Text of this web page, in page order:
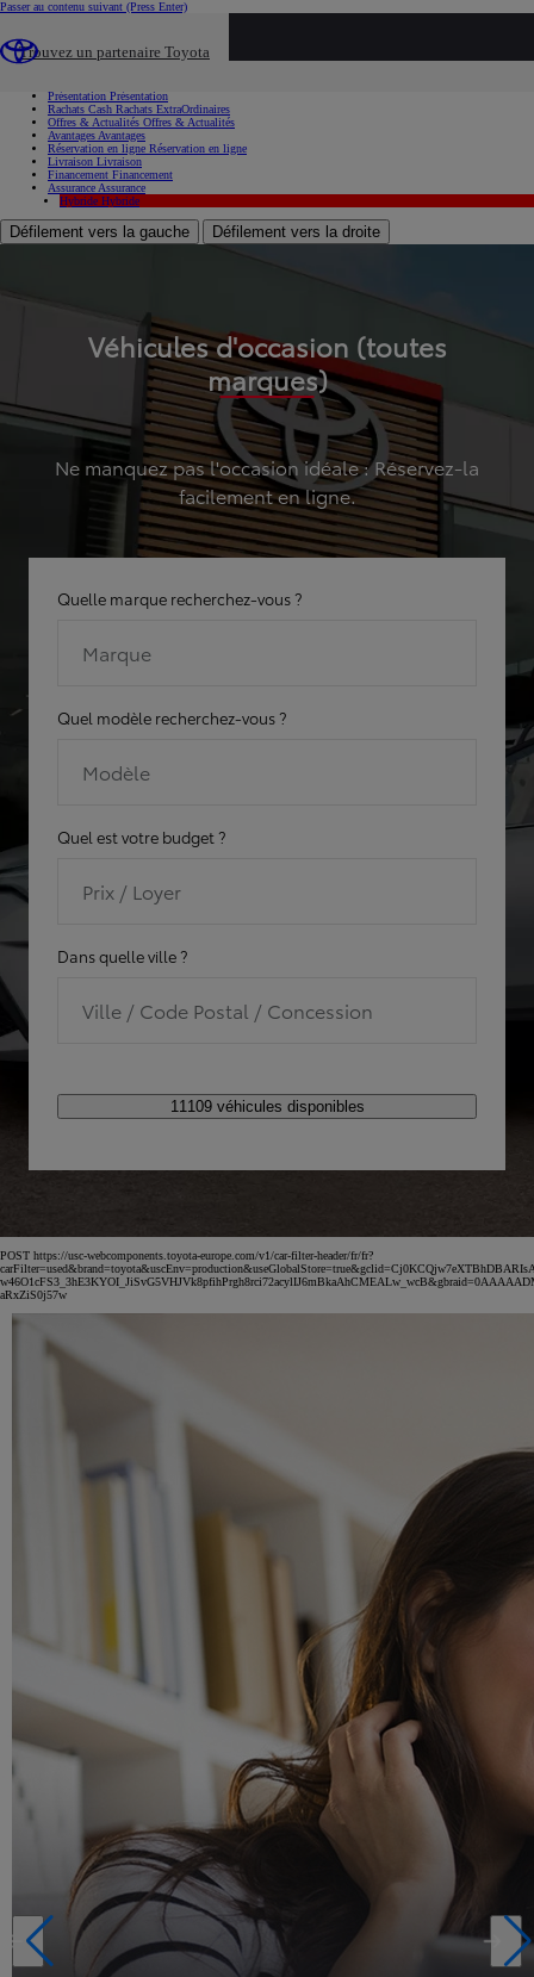
Passer au contenu suivant (Press Enter)
Trouvez un partenaire Toyota
Présentation Présentation
Rachats Cash Rachats ExtraOrdinaires
Offres & Actualités Offres & Actualités
Avantages Avantages
Réservation en ligne Réservation en ligne
Livraison Livraison
Financement Financement
Assurance Assurance
Hybride Hybride
Défilement vers la gauche Défilement vers la droite
Véhicules d'occasion (toutes
marques)
Ne manquez pas l'occasion idéale : Réservez-la
facilement en ligne.
Quelle marque recherchez-vous ?
Marque
Quel modèle recherchez-vous ?
Modèle
Quel est votre budget ?
Prix / Loyer
Dans quelle ville ?
Ville / Code Postal / Concession
11109 véhicules disponibles
POST https://usc-webcomponents.toyota-europe.com/v1/car-filter-header/fr/fr?
aRxZiS0j57w